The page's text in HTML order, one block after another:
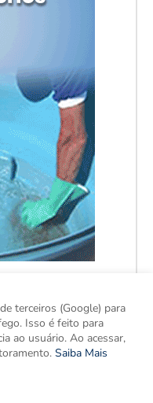
terceiros (Google) para
Isso é feito para
ao usuário. Ao acessar,
Saiba Mais